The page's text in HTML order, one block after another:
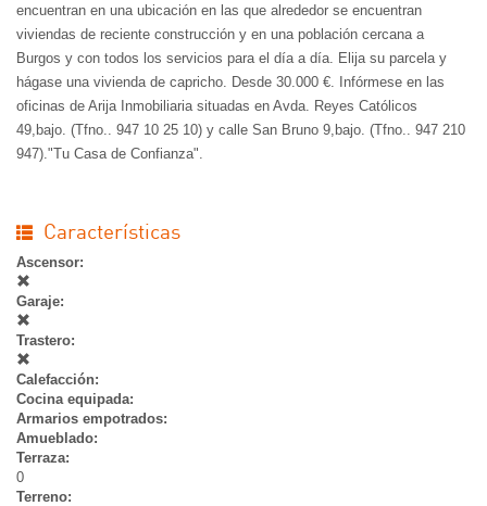
encuentran en una ubicación en las que alrededor se encuentran
viviendas de reciente construcción y en una población cercana a
Burgos y con todos los servicios para el día a día. Elija su parcela y
hágase una vivienda de capricho. Desde 30.000 €. Infórmese en las
oficinas de Arija Inmobiliaria situadas en Avda. Reyes Católicos
49,bajo. (Tfno.. 947 10 25 10) y calle San Bruno 9,bajo. (Tfno.. 947 210
947)."Tu Casa de Confianza".
Características
Ascensor:
Garaje:
Trastero:
Calefacción:
Cocina equipada:
Armarios empotrados:
Amueblado:
Terraza:
0
Terreno: